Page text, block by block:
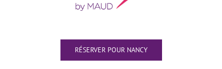
RÉSERVER POUR NANCY